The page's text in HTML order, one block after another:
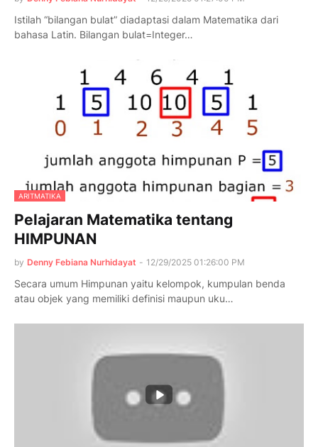
Istilah “bilangan bulat” diadaptasi dalam Matematika dari
bahasa Latin. Bilangan bulat=Integer…
ARITMATIKA
Pelajaran Matematika tentang
HIMPUNAN
by Denny Febiana Nurhidayat - 12/29/2025 01:26:00 PM
Secara umum Himpunan yaitu kelompok, kumpulan benda
atau objek yang memiliki definisi maupun uku…